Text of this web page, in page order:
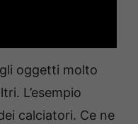
oggetti molto
L’esempio
calciatori. Ce ne